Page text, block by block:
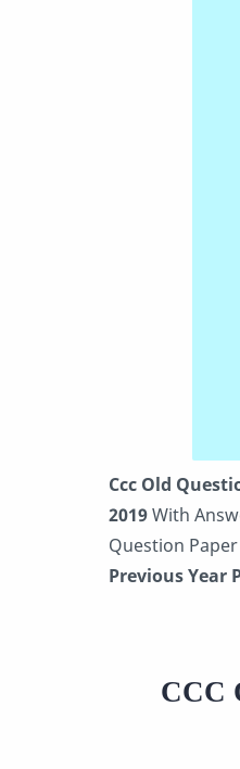
Ccc Old
2019With
Question
Previous Year
CCC